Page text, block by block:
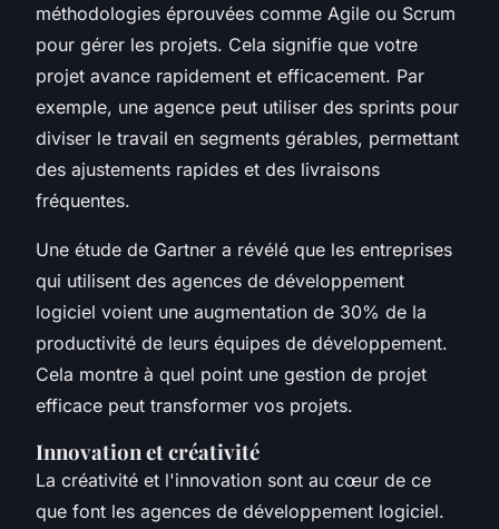
méthodologies éprouvées comme Agile ou Scrum
pour gérer les projets. Cela signifie que votre
projet avance rapidement et efficacement. Par
exemple, une agence peut utiliser des sprints pour
diviser le travail en segments gérables, permettant
des ajustements rapides et des livraisons
fréquentes.
Une étude de Gartner a révélé que les entreprises
qui utilisent des agences de développement
logiciel voient une augmentation de 30% de la
productivité de leurs équipes de développement.
Cela montre à quel point une gestion de projet
efficace peut transformer vos projets.
Innovation et créativité
La créativité et l'innovation sont au cœur de ce
que font les agences de développement logiciel.